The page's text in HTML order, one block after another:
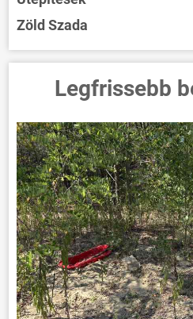
Zöld Szada
Legfrissebb